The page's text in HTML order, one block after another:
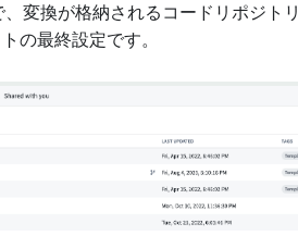
変換が格納されるコードリポジト
の最終設定です。